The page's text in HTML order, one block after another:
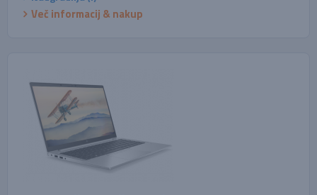
Več informacij & nakup